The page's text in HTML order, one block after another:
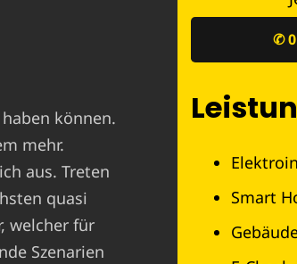
können.
mehr.
aus. Treten
quasi
welcher für
Szenarien
✆
Smart